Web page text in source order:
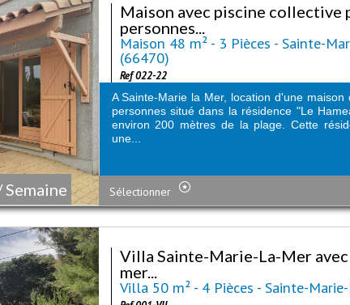
Semaine
Maison avec piscine collective
personnes...
Maison 48 m² - 3 Pièces - Sainte-
(66470)
Ref 022-22
A Sainte-Marie la Mer, location d'une maison
personnes situé dans la résidence "Le
environ 200 mètres de la plage. Cette
une...
Sélectionner
Villa Sainte-Marie-La-Mer avec
mer...
Villa 50 m² - 4 Pièces - Sainte-